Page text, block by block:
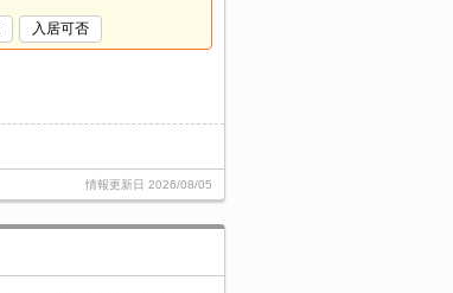
入居可否
情報更新日 2026/08/05